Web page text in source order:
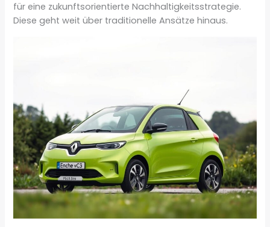
für eine zukunftsorientierte Nachhaltigkeitsstrategie.
Diese geht weit über traditionelle Ansätze hinaus.